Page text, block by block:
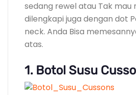
sedang rewel atau Tak mau
dilengkapi juga dengan dot
neck. Anda Bisa
atas.
1. Botol Susu